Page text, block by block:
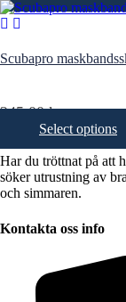
Scubapro
245,00kr
Select options
Har du tröttnat på att
söker utrustning av
och simmaren.
Kontakta oss info